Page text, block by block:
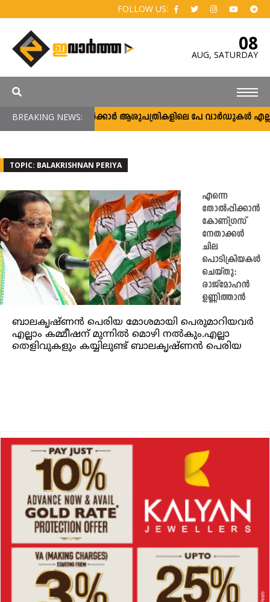
FOLLOW US:
08
AUG, SATURDAY
BREAKING NEWS:സർക്കാർ ആശുപത്രികളിലെ പേ വാർഡുകൾ
TOPIC: BALAKRISHNAN PERIYA
എന്നെ
തോല്‍പ്പിക്കാന്‍
കോണ്ഗ്രസ്
നേതാക്കള്‍
ചില
പൊടിക്രിയകള്‍
ചെയ്തു:
രാജ്‌മോഹൻ
ഉണ്ണിത്താൻ
ബാലകൃഷ്ണന്‍ പെരിയ മോശമായി പെരുമാറിയവര്‍
എല്ലാം കമ്മീഷന് മുന്നില്‍ മൊഴി നല്‍കും.എല്ലാ
തെളിവുകളും കയ്യിലുണ്ട് ബാലകൃഷ്ണന്‍ പെരിയ